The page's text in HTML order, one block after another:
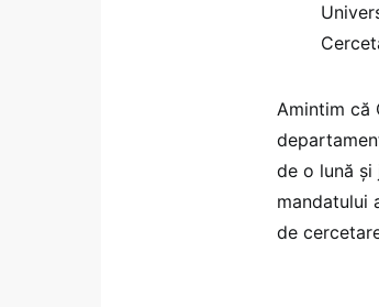
Amintim că
de o lună și
mandatului
de